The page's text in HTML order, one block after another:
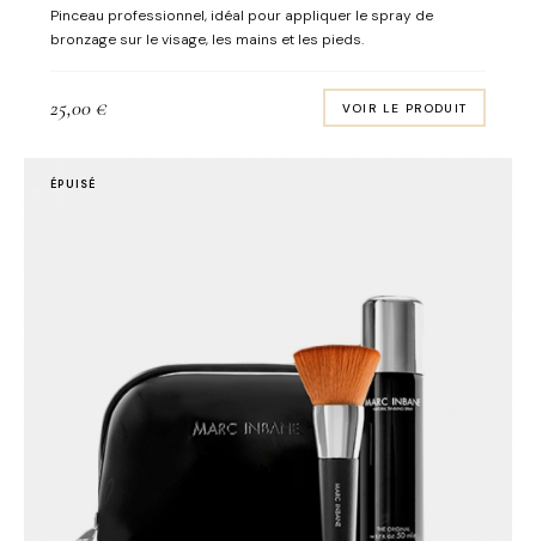
Pinceau professionnel, idéal pour appliquer le spray de
bronzage sur le visage, les mains et les pieds.
25,00€ VOIR LE PRODUIT
ÉPUISÉ